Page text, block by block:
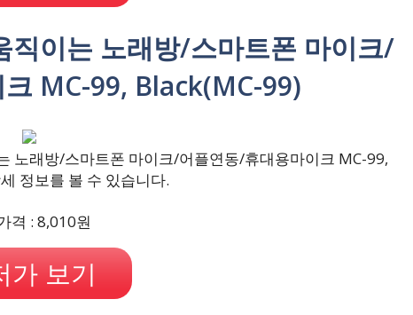
직이는 노래방/스마트폰 마이크/
MC-99, Black(MC-99)
노래방/스마트폰 마이크/어플연동/휴대용마이크 MC-99,
정보를 볼 수 있습니다.
격 : 8,010원
가 보기